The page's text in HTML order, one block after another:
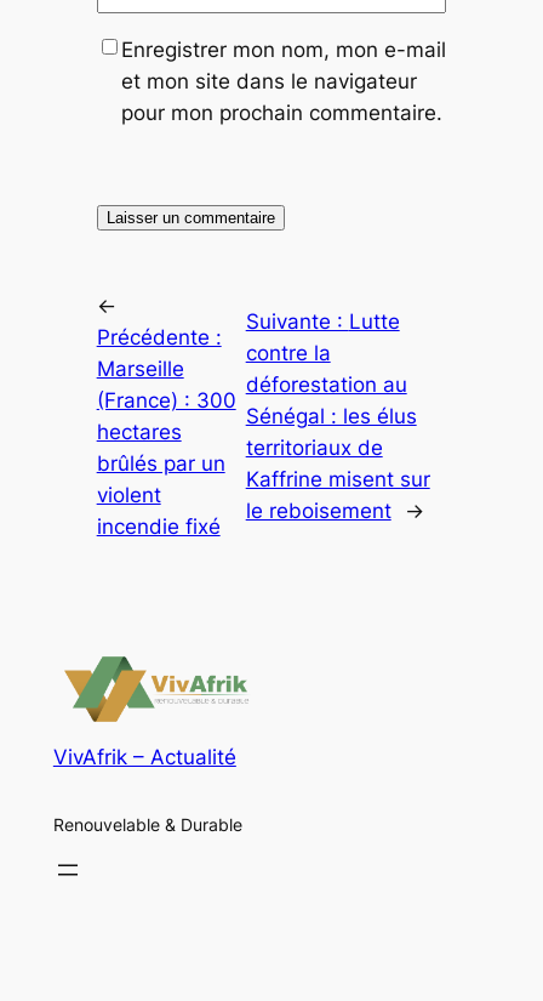
Enregistrer mon nom, mon e-mail
et mon site dans le navigateur
pour mon prochain commentaire.
←
Précédente :
Marseille
(France) : 300
hectares
brûlés par un
violent
incendie fixé
Suivante : Lutte
contre la
déforestation au
Sénégal : les élus
territoriaux de
Kaffrine misent sur
le reboisement
→
VivAfrik – Actualité
Renouvelable & Durable